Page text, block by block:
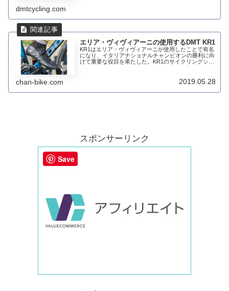
dmtcycling.com
エリア・ヴィヴィアーニの使用するDMT KR1
KR1はエリア・ヴィヴィアーニが使用したことで有名
になり、イタリアナショナルチャンピオンの勝利に向
けて重要な役目を果たした。KR1のサイクリングシュ
chan-bike.com 2019.05.28
スポンサーリンク
Save